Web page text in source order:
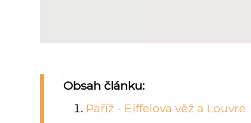
Obsah článku:
Paříž - Eiffelova věž a Louvre